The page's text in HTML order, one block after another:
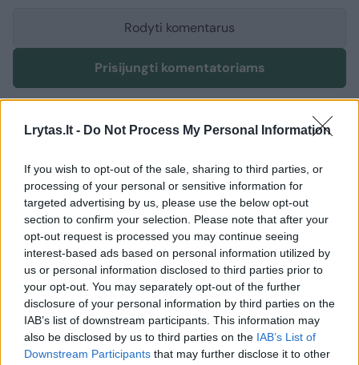
Lrytas.lt - Do Not Process My Personal Information
If you wish to opt-out of the sale, sharing to third parties, or
processing of your personal or sensitive information for
targeted advertising by us, please use the below opt-out
section to confirm your selection. Please note that after your
opt-out request is processed you may continue seeing
interest-based ads based on personal information utilized by
us or personal information disclosed to third parties prior to
your opt-out. You may separately opt-out of the further
disclosure of your personal information by third parties on the
IAB’s list of downstream participants. This information may
also be disclosed by us to third parties on the IAB’s List of
Downstream Participants that may further disclose it to other
Rodyti komentarus
Prisijungti komentatoriams
Žmonės Veidai ir vardai